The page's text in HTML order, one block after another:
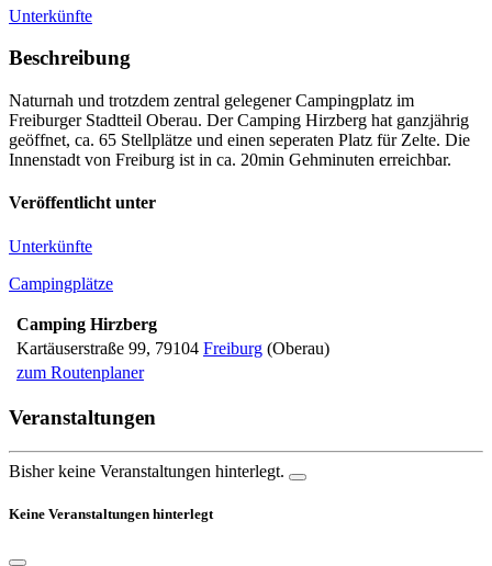
Unterkünfte
Beschreibung
Naturnah und trotzdem zentral gelegener Campingplatz im
Freiburger Stadtteil Oberau. Der Camping Hirzberg hat ganzjährig
geöffnet, ca. 65 Stellplätze und einen seperaten Platz für Zelte. Die
Innenstadt von Freiburg ist in ca. 20min Gehminuten erreichbar.
Veröffentlicht unter
Unterkünfte
Campingplätze
Camping Hirzberg
Kartäuserstraße 99, 79104 Freiburg (Oberau)
zum Routenplaner
Veranstaltungen
Bisher keine Veranstaltungen hinterlegt.
Keine Veranstaltungen hinterlegt